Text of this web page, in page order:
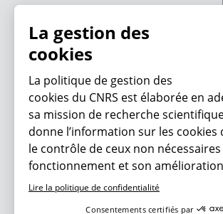
La gestion des
cookies
La politique de gestion des
cookies du CNRS est élaborée en
sa mission de recherche
donne l’information sur les cookies
le contrôle de ceux non nécessaires
fonctionnement et son
Lire la politique de confidentialité
Consentements certifiés par